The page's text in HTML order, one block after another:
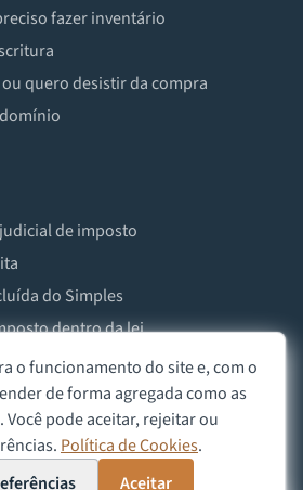
fazer inventário
quero desistir da compra
de imposto
do Simples
dentro da lei
de herança ou doação
de Cookies Aviso Legal
o funcionamento do site e, com o
de forma agregada como as
Você pode aceitar, rejeitar ou
Política de Cookies.
Aceitar